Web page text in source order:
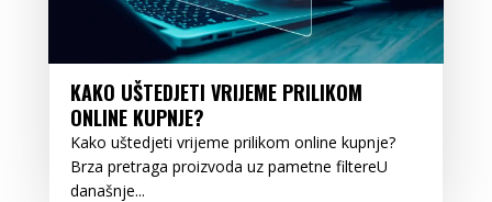
KAKO UŠTEDJETI VRIJEME PRILIKOM
ONLINE KUPNJE?
Kako uštedjeti vrijeme prilikom online kupnje?
Brza pretraga proizvoda uz pametne filtereU
današnje...